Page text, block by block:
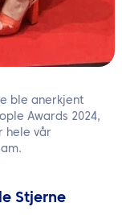
ble anerkjent
Awards 2024,
hele vår
Stjerne